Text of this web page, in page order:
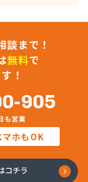
所
談まで！
無料で
！
905
も営業
マホもOK
コチラ